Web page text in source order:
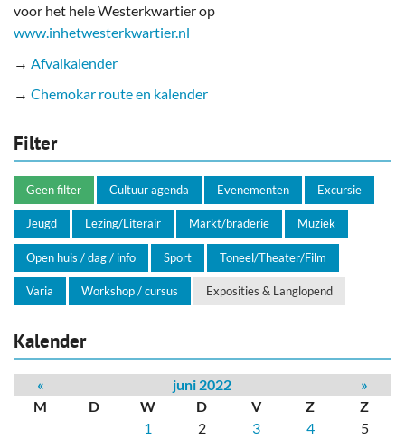
voor het hele Westerkwartier op
www.inhetwesterkwartier.nl
→ Afvalkalender
→ Chemokar route en kalender
Filter
Geen filter Cultuur agenda Evenementen Excursie
Jeugd Lezing/Literair Markt/braderie Muziek
Open huis / dag / info Sport Toneel/Theater/Film
Varia Workshop / cursus Exposities & Langlopend
Kalender
« juni 2022
»
M
D W D V Z
Z
1
2 3 4
5